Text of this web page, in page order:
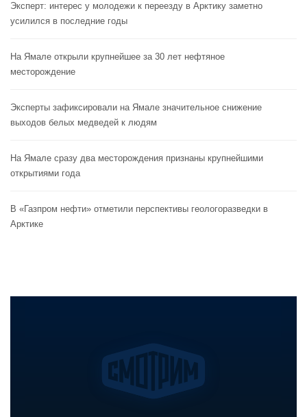
Эксперт: интерес у молодежи к переезду в Арктику заметно
усилился в последние годы
На Ямале открыли крупнейшее за 30 лет нефтяное
месторождение
Эксперты зафиксировали на Ямале значительное снижение
выходов белых медведей к людям
На Ямале сразу два месторождения признаны крупнейшими
открытиями года
В «Газпром нефти» отметили перспективы геологоразведки в
Арктике